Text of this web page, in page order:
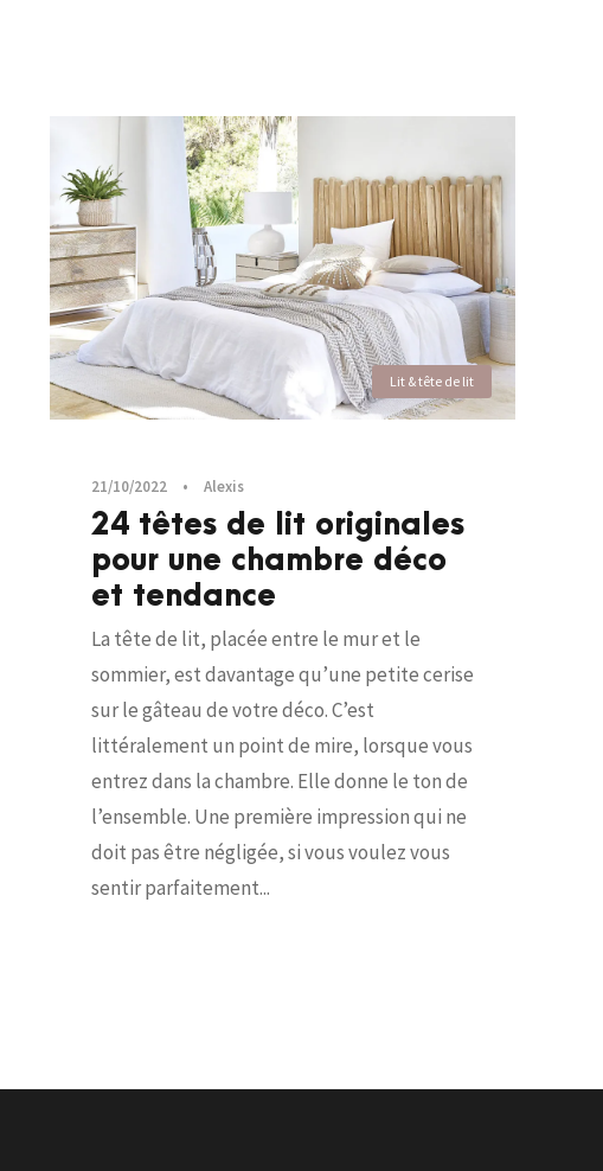
Lit & tête de lit
21/10/2022 • Alexis
24 têtes de lit originales
pour une chambre déco
et tendance
La tête de lit, placée entre le mur et le
sommier, est davantage qu’une petite cerise
sur le gâteau de votre déco. C’est
littéralement un point de mire, lorsque vous
entrez dans la chambre. Elle donne le ton de
l’ensemble. Une première impression qui ne
doit pas être négligée, si vous voulez vous
sentir parfaitement...